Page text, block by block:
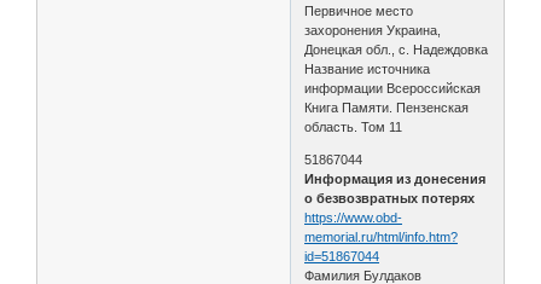
Первичное место
захоронения Украина,
Донецкая обл., с. Надеждовка
Название источника
информации Всероссийская
Книга Памяти. Пензенская
область. Том 11
51867044
Информация из донесения
о безвозвратных потерях
https://www.obd-
memorial.ru/html/info.htm?
id=51867044
Фамилия Булдаков